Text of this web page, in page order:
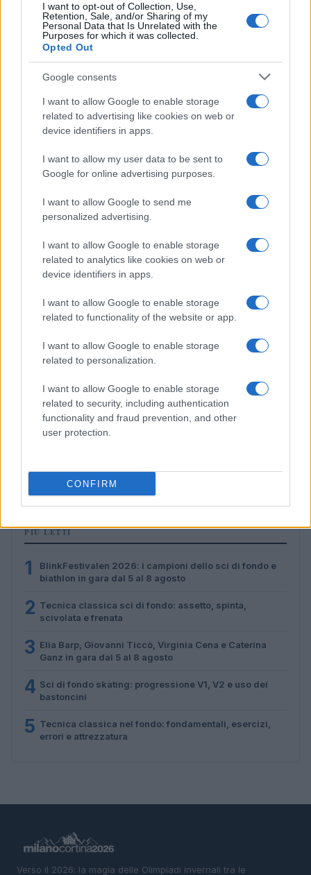
I want to opt-out of Collection, Use,
Retention, Sale, and/or Sharing of my
Personal Data that Is Unrelated with the
Purposes for which it was collected.
Opted Out
Google consents
I want to allow Google to enable storage
related to advertising like cookies on web or
device identifiers in apps.
I want to allow my user data to be sent to
Google for online advertising purposes.
I want to allow Google to send me
personalized advertising.
I want to allow Google to enable storage
related to analytics like cookies on web or
device identifiers in apps.
I want to allow Google to enable storage
related to functionality of the website or app.
I want to allow Google to enable storage
related to personalization.
I want to allow Google to enable storage
related to security, including authentication
functionality and fraud prevention, and other
user protection.
CONFIRM
Tecnica classica sci di fondo: assetto, spinta,
scivolata e frenata
Marco Tessari · 4 Ago 2026
Marco Tessari · 4 Ago 2026
PIÙ LETTI
1
BlinkFestivalen 2026: i campioni dello sci di fondo e
biathlon in gara dal 5 al 8 agosto
2 Tecnica classica sci di fondo: assetto, spinta,
scivolata e frenata
3 Elia Barp, Giovanni Ticcò, Virginia Cena e Caterina
Ganz in gara dal 5 al 8 agosto
4 Sci di fondo skating: progressione V1, V2 e uso dei
bastoncini
5 Tecnica classica nel fondo: fondamentali, esercizi,
errori e attrezzatura
Verso il 2026: la magia delle Olimpiadi invernali tra le